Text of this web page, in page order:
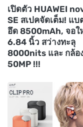
เปิดตัว HUAWEI
SE สเปคจัดเต็ม! แบ
อึด 8500mAh, จอ
6.84 นิ้ว สว่างทะลุ
8000nits และ กล้อ
50MP !!!